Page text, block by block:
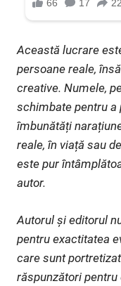
Această lucrare
persoane reale,
creative. Numele,
schimbate pentru a
îmbunătăți
reale, în viață sau
este pur
autor.
Autorul și editorul
pentru exactitatea
care sunt
răspunzători